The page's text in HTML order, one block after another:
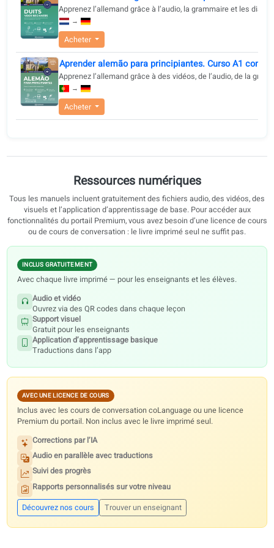
accompagnement à chaque étape du parcours en
Acheter
Aprender alemán para principiantes. Curso
Cours d’allemand A1. Audio, dialogues, grammaire
Acheter
Duits leren voor beginners - Snel en praktisch
Aprender alemão para principiantes. Curso
Apprenez l’allemand grâce à des vidéos, de l’audio,
→
Ressources numériques
Tous les manuels incluent gratuitement des fichiers audio, des
visuels et l’application d’apprentissage de base. Pour accéder
fonctionnalités du portail Premium, vous avez besoin d’une licence
ou de cours de conversation : le livre imprimé seul ne suffit pas.
INCLUS GRATUITEMENT
Audio et vidéo
Ouvrez via des QR codes dans chaque leçon
Support visuel
Gratuit pour les enseignants
Application d’apprentissage basique
Traductions dans l’app